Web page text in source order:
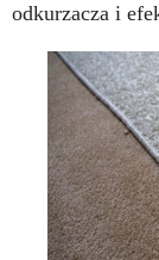
odkurzacza i